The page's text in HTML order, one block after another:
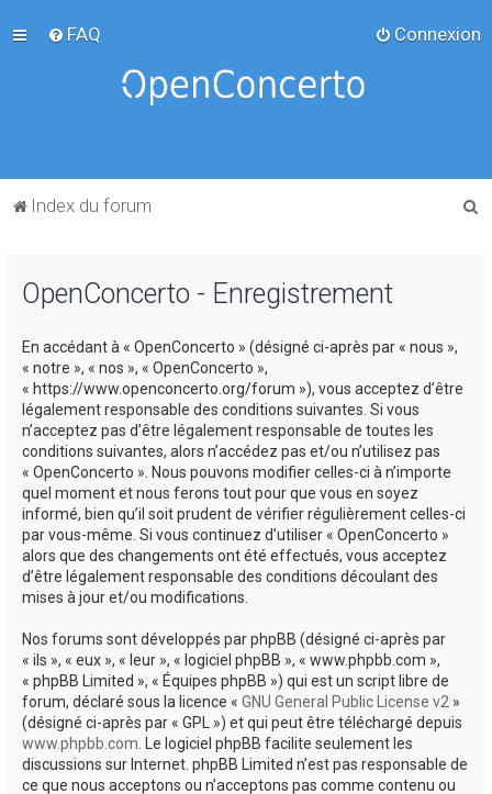
FAQ Connexion
Index du forum
OpenConcerto - Enregistrement
En accédant à « OpenConcerto » (désigné ci-après par « nous »,
« notre », « nos », « OpenConcerto »,
« https://www.openconcerto.org/forum »), vous acceptez d’être
légalement responsable des conditions suivantes. Si vous
n’acceptez pas d’être légalement responsable de toutes les
conditions suivantes, alors n’accédez pas et/ou n’utilisez pas
« OpenConcerto ». Nous pouvons modifier celles-ci à n’importe
quel moment et nous ferons tout pour que vous en soyez
informé, bien qu’il soit prudent de vérifier régulièrement celles-ci
par vous-même. Si vous continuez d’utiliser « OpenConcerto »
alors que des changements ont été effectués, vous acceptez
d’être légalement responsable des conditions découlant des
mises à jour et/ou modifications.
Nos forums sont développés par phpBB (désigné ci-après par
« ils », « eux », « leur », « logiciel phpBB », « www.phpbb.com »,
« phpBB Limited », « Équipes phpBB ») qui est un script libre de
forum, déclaré sous la licence « GNU General Public License v2 »
(désigné ci-après par « GPL ») et qui peut être téléchargé depuis
www.phpbb.com. Le logiciel phpBB facilite seulement les
discussions sur Internet. phpBB Limited n’est pas responsable de
ce que nous acceptons ou n’acceptons pas comme contenu ou